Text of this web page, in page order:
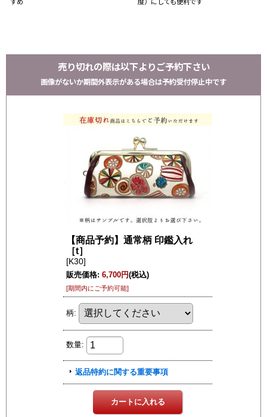
すめ 度）にしても便利です
売り切れの際は以下よりご予約下さい
画像がないか期間外表示がある場合は予約受付停止中です